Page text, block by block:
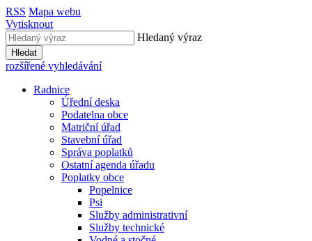
RSS Mapa webu
Vytisknout
Hledaný výraz
Hledat
rozšířené vyhledávání
Radnice
Úřední deska
Podatelna obce
Matriční úřad
Stavební úřad
Správa poplatků
Ostatní agenda úřadu
Poplatky obce
Popelnice
Psi
Služby administrativní
Služby technické